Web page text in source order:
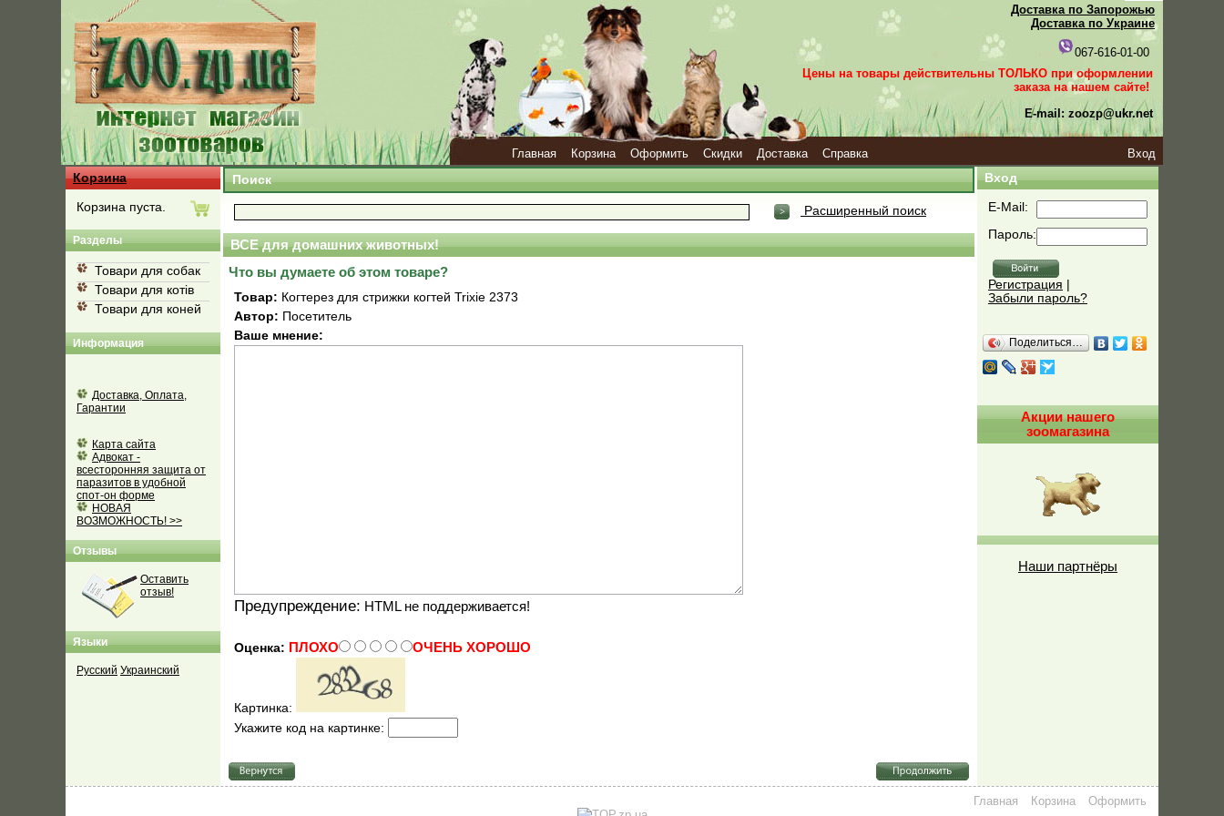
Доставка по Запорожью
Доставка по Украине
067-616-01-00
Цены на товары действительны ТОЛЬКО при оформлении
заказа на нашем сайте!
E-mail: zoozp@ukr.net
Главная Корзина Оформить Скидки Доставка Справка
Вход
Корзина
Корзина пуста.
Разделы
Товари для собак
Товари для котів
Товари для коней
Информация
Доставка, Оплата,
Гарантии
Карта сайта
Адвокат -
всесторонняя защита от
паразитов в удобной
спот-он форме
НОВАЯ
ВОЗМОЖНОСТЬ! >>
Отзывы
Оставить
отзыв!
Языки
Русский Украинский
Поиск
Расширенный поиск
ВСЕ для домашних животных!
Что вы думаете об этом товаре?
Товар: Когтерез для стрижки когтей Trixie 2373
Автор: Посетитель
Ваше мнение:
Предупреждение: HTML не поддерживается!
Оценка: ПЛОХО ОЧЕНЬ ХОРОШО
Картинка:
Укажите код на картинке:
Вход
E-Mail:
Пароль:
Регистрация
Забыли пароль?
Поделиться…
Акции нашего
зоомагазина
Наши партнёры
Главная Корзина Оформить